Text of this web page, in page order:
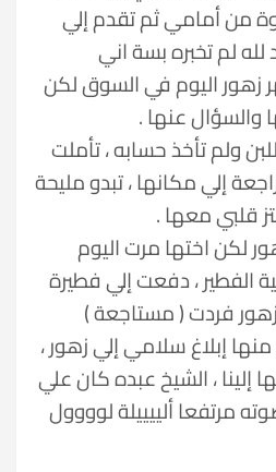
من أمامي ثم تقدم إلي
لله لم تخبره بسة اني
زهور اليوم في السوق لكن
والسؤال عنها .
ولم تأخذ حسابه ، تأملت
إلي مكانها ، تبدو مليحة
قلبي معها .
لكن اختها مرت اليوم
الفطير ، دفعت إلي فطيرة
فردت ( مستاجعة )
إبلاغ سلامي إلي زهور ،
إلينا ، الشيخ عبده كان علي
مرتفعا ألييييلة لوووول